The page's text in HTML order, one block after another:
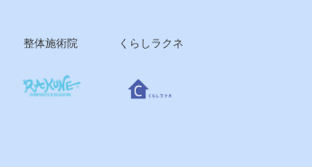
整体施術院 くらしラクネ